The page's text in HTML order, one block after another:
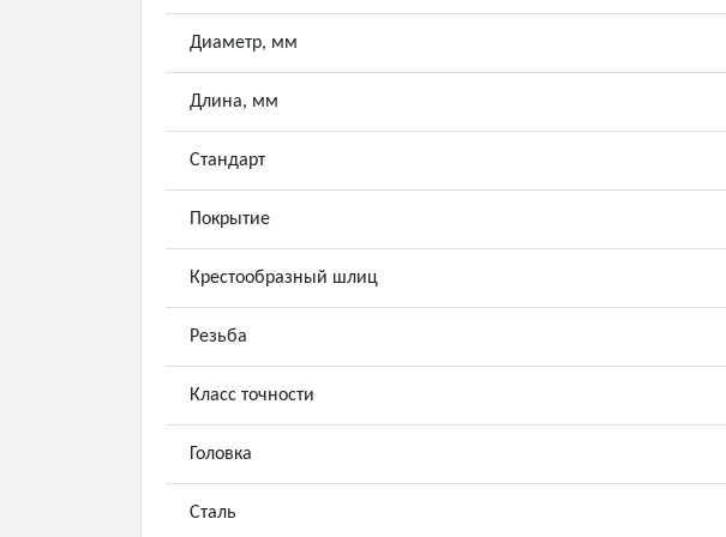
Диаметр, мм
Длина, мм
Стандарт
Покрытие
Крестообразный шлиц
Резьба
Класс точности
Головка
Сталь